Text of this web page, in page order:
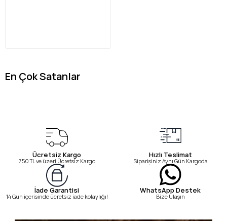
En Çok Satanlar
Ücretsiz Kargo
750 TL ve üzeri Ücretsiz Kargo
Hızlı Teslimat
Siparişiniz Aynı Gün Kargoda
İade Garantisi
14 Gün içerisinde ücretsiz iade kolaylığı!
WhatsApp Destek
Bize Ulaşın